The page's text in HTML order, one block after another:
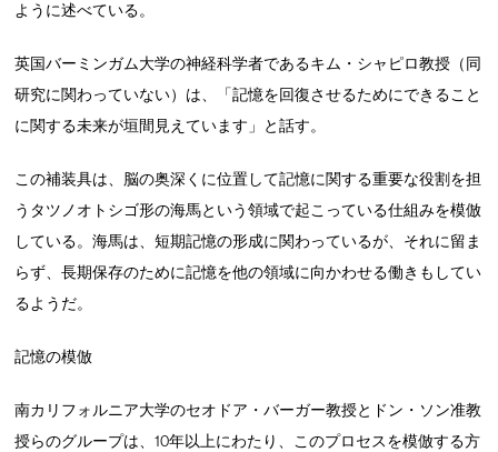
ように述べている。
英国バーミンガム大学の神経科学者であるキム・シャピロ教授（同
研究に関わっていない）は、「記憶を回復させるためにできること
に関する未来が垣間見えています」と話す。
この補装具は、脳の奥深くに位置して記憶に関する重要な役割を担
うタツノオトシゴ形の海馬という領域で起こっている仕組みを模倣
している。海馬は、短期記憶の形成に関わっているが、それに留ま
らず、長期保存のために記憶を他の領域に向かわせる働きもしてい
るようだ。
記憶の模倣
南カリフォルニア大学のセオドア・バーガー教授とドン・ソン准教
授らのグループは、10年以上にわたり、このプロセスを模倣する方